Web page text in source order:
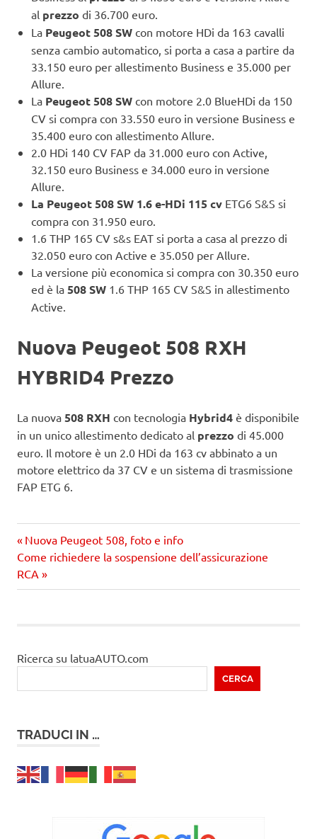
al prezzo di 36.700 euro.
La Peugeot 508 SW con motore HDi da 163 cavalli
senza cambio automatico, si porta a casa a partire da
33.150 euro per allestimento Business e 35.000 per
Allure.
La Peugeot 508 SW con motore 2.0 BlueHDi da 150
CV si compra con 33.550 euro in versione Business e
35.400 euro con allestimento Allure.
2.0 HDi 140 CV FAP da 31.000 euro con Active,
32.150 euro Business e 34.000 euro in versione
Allure.
La Peugeot 508 SW 1.6 e-HDi 115 cv ETG6 S&S si
compra con 31.950 euro.
1.6 THP 165 CV s&s EAT si porta a casa al prezzo di
32.050 euro con Active e 35.050 per Allure.
La versione più economica si compra con 30.350 euro
ed è la 508 SW 1.6 THP 165 CV S&S in allestimento
Active.
Nuova Peugeot 508 RXH
HYBRID4 Prezzo
La nuova 508 RXH con tecnologia Hybrid4 è disponibile
in un unico allestimento dedicato al prezzo di 45.000
euro. Il motore è un 2.0 HDi da 163 cv abbinato a un
motore elettrico da 37 CV e un sistema di trasmissione
FAP ETG 6.
Navigazione
articoli
Precedente
articolo:
Nuova Peugeot 508, foto e info
Prossimo
articolo
Come richiedere la sospensione dell’assicurazione
RCA
Ricerca su latuaAUTO.com
CERCA
TRADUCI IN …